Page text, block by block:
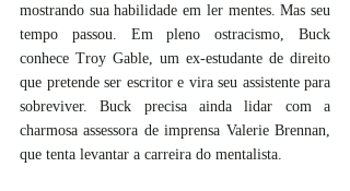
mostrando sua habilidade em ler mentes. Mas seu
tempo passou. Em pleno ostracismo, Buck
conhece Troy Gable, um ex-estudante de direito
que pretende ser escritor e vira seu assistente para
sobreviver. Buck precisa ainda lidar com a
charmosa assessora de imprensa Valerie Brennan,
que tenta levantar a carreira do mentalista.